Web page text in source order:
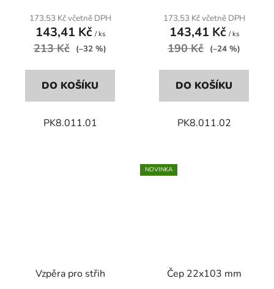
173,53 Kč včetně DPH
143,41 Kč / ks
213 Kč (–32 %)
DO KOŠÍKU
PK8.011.01
173,53 Kč včetně DPH
143,41 Kč / ks
190 Kč (–24 %)
DO KOŠÍKU
PK8.011.02
Vzpěra pro střih
NOVINKA
Čep 22x103 mm